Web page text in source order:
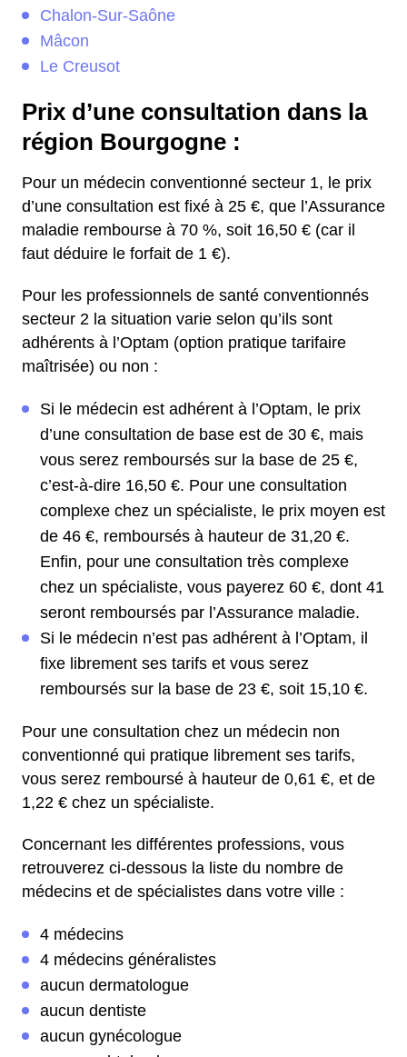
Chalon-Sur-Saône
Mâcon
Le Creusot
Prix d’une consultation dans la
région Bourgogne :
Pour un médecin conventionné secteur 1, le prix
d’une consultation est fixé à 25 €, que l’Assurance
maladie rembourse à 70 %, soit 16,50 € (car il
faut déduire le forfait de 1 €).
Pour les professionnels de santé conventionnés
secteur 2 la situation varie selon qu’ils sont
adhérents à l’Optam (option pratique tarifaire
maîtrisée) ou non :
Si le médecin est adhérent à l’Optam, le prix
d’une consultation de base est de 30 €, mais
vous serez remboursés sur la base de 25 €,
c’est-à-dire 16,50 €. Pour une consultation
complexe chez un spécialiste, le prix moyen est
de 46 €, remboursés à hauteur de 31,20 €.
Enfin, pour une consultation très complexe
chez un spécialiste, vous payerez 60 €, dont 41
seront remboursés par l’Assurance maladie.
Si le médecin n’est pas adhérent à l’Optam, il
fixe librement ses tarifs et vous serez
remboursés sur la base de 23 €, soit 15,10 €.
Pour une consultation chez un médecin non
conventionné qui pratique librement ses tarifs,
vous serez remboursé à hauteur de 0,61 €, et de
1,22 € chez un spécialiste.
Concernant les différentes professions, vous
retrouverez ci-dessous la liste du nombre de
médecins et de spécialistes dans votre ville :
4 médecins
4 médecins généralistes
aucun dermatologue
aucun dentiste
aucun gynécologue